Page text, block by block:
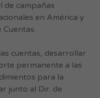
de campañas
en América y
Cuentas.
cuentas, desarrollar
permanente a las
para la
junto al Dir. de